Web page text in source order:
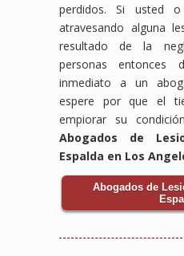
perdidos. Si usted
atravesando alguna
resultado de la
personas entonces
inmediato a un
espere por que el
empiorar su
Abogados de
Espalda en Los
Abogados de